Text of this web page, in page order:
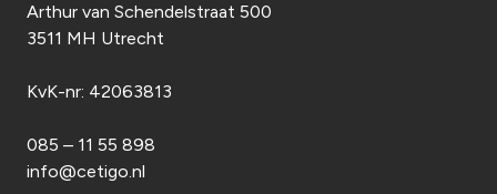
Arthur van Schendelstraat 500
3511 MH Utrecht
KvK-nr: 42063813
085 – 11 55 898
info@cetigo.nl